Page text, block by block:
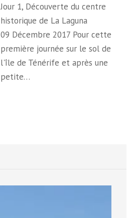
Jour 1, Découverte du centre
historique de La Laguna
09 Décembre 2017 Pour cette
première journée sur le sol de
l'île de Ténérife et après une
petite…